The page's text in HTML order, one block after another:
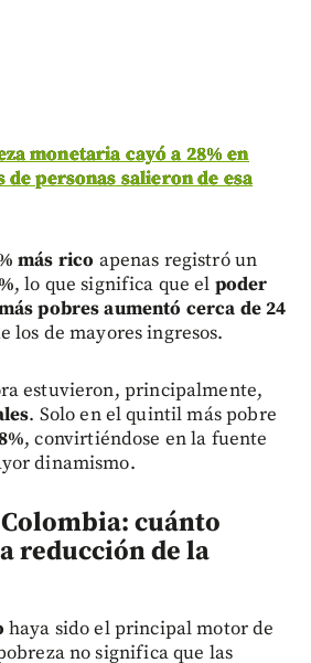
monetaria cayó a 28% en
de personas salieron de esa
más rico apenas registró un
, lo que significa que el poder
pobres aumentó cerca de 24
los de mayores ingresos.
estuvieron, principalmente,
. Solo en el quintil más pobre
, convirtiéndose en la fuente
dinamismo.
cuánto
reducción de la
haya sido el principal motor de
no significa que las